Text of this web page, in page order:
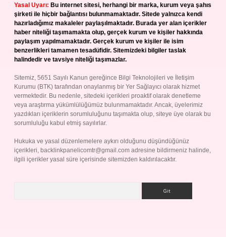
Yasal Uyarı: Bu internet sitesi, herhangi bir marka, kurum veya şahıs
şirketi ile hiçbir bağlantısı bulunmamaktadır. Sitede yalnızca kendi
hazırladığımız makaleler paylaşılmaktadır. Burada yer alan içerikler
haber niteliği taşımamakta olup, gerçek kurum ve kişiler hakkında
paylaşım yapılmamaktadır. Gerçek kurum ve kişiler ile isim
benzerlikleri tamamen tesadüfidir. Sitemizdeki bilgiler taslak
halindedir ve tavsiye niteliği taşımazlar.
Sitemiz, 5651 Sayılı Kanun gereğince Bilgi Teknolojileri ve İletişim
Kurumu (BTK) tarafından onaylanmış bir Yer Sağlayıcı olarak hizmet
vermektedir. Bu nedenle, sitedeki içerikleri proaktif olarak denetleme
veya araştırma yükümlülüğümüz bulunmamaktadır. Ancak, üyelerimiz
yazdıkları içeriklerin sorumluluğunu taşımakta olup, siteye üye olarak bu
sorumluluğu kabul etmiş sayılırlar.
Hukuka ve yasal düzenlemelere aykırı olduğunu düşündüğünüz
içerikleri, backlinkpanelicomtr@gmail.com adresine bildirmeniz halinde,
ilgili içerikler yasal süre içerisinde sitemizden kaldırılacaktır.